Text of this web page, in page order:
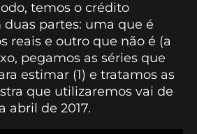
temos o crédito
partes: uma que é
reais e outro que não é (a
pegamos as séries que
estimar (1) e tratamos as
que utilizaremos vai de
abril de 2017.